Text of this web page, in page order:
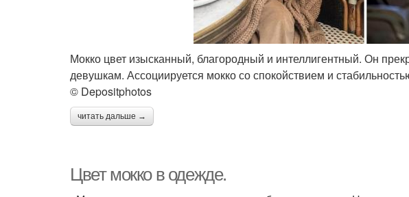
Мокко цвет изысканный, благородный и интеллигентный. Он
девушкам. Ассоциируется мокко со спокойствием и
© Depositphotos
читать дальше →
Цвет мокко в одежде.